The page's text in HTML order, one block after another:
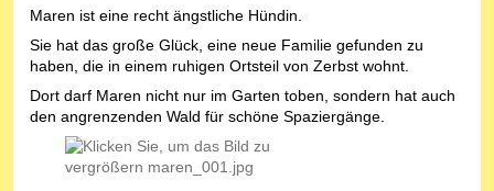
Maren ist eine recht ängstliche Hündin.
Sie hat das große Glück, eine neue Familie gefunden zu
haben, die in einem ruhigen Ortsteil von Zerbst wohnt.
Dort darf Maren nicht nur im Garten toben, sondern hat auch
den angrenzenden Wald für schöne Spaziergänge.